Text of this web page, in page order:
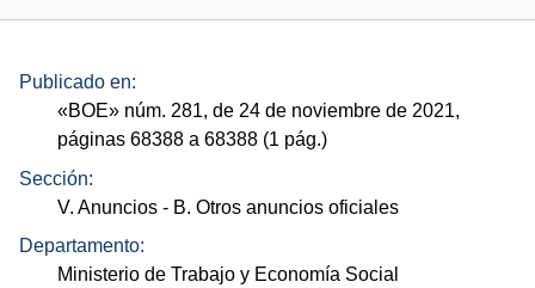
Publicado en:
«BOE» núm. 281, de 24 de noviembre de 2021,
páginas 68388 a 68388 (1 pág.)
Sección:
V. Anuncios - B. Otros anuncios oficiales
Departamento:
Ministerio de Trabajo y Economía Social